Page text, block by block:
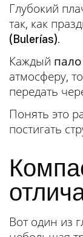
Глубокий
так, как
(Bulerías).
Каждый пало
атмосферу,
передать
Понять это
постигать
Вот один из